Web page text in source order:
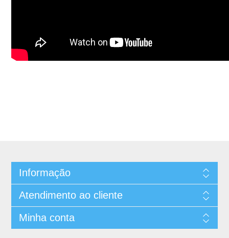
Informação
Atendimento ao cliente
Minha conta